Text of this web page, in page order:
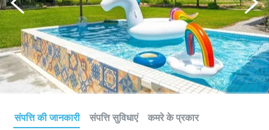
संपत्ति की जानकारी संपत्ति सुविधाएं कमरे के प्रकार